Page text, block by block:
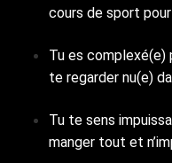
cours de sport
Tu es complexé(e)
te regarder nu(e)
Tu te sens
manger tout et